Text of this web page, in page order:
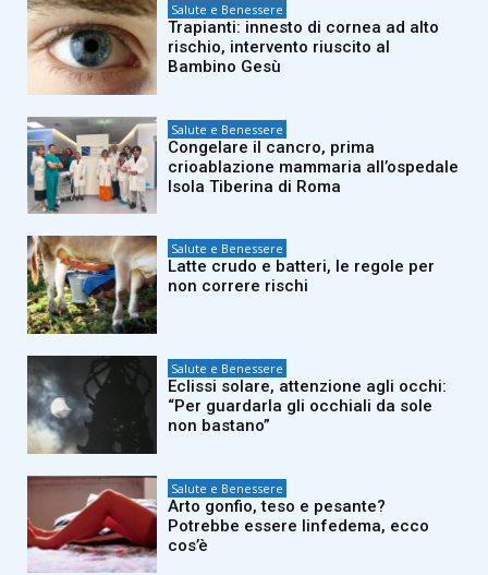
Salute e Benessere
Trapianti: innesto di cornea ad alto
rischio, intervento riuscito al
Bambino Gesù
Salute e Benessere
Congelare il cancro, prima
crioablazione mammaria all’ospedale
Isola Tiberina di Roma
Salute e Benessere
Latte crudo e batteri, le regole per
non correre rischi
Salute e Benessere
Eclissi solare, attenzione agli occhi:
“Per guardarla gli occhiali da sole
non bastano”
Salute e Benessere
Arto gonfio, teso e pesante?
Potrebbe essere linfedema, ecco
cos’è